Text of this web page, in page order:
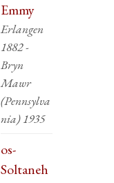
Emmy
Erlangen
1882 -
Bryn
Mawr
(Pennsylva
nia) 1935
os-
Soltaneh